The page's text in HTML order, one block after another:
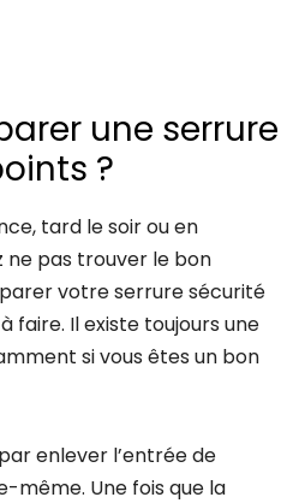
une serrure
?
tard le soir ou en
ne pas trouver le bon
votre serrure sécurité
faire. Il existe toujours une
si vous êtes un bon
enlever l’entrée de
même. Une fois que la